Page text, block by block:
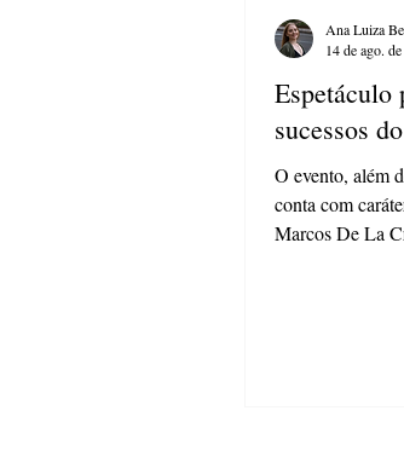
Espetáculo
sucessos
O evento, além
conta com
Marcos De La
Ana Luiza
14 de ago.